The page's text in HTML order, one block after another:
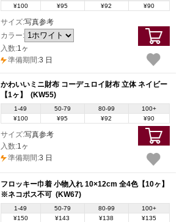
¥100
¥95 ¥92 ¥90
サイズ:写真参考
カラー:
入数:1ヶ
準備期間:3 日
かわいいミニ財布 コーデュロイ財布 立体 ネイビー
【1ヶ】
(KW55)
1-49 50-79 80-99
100+
¥100
¥95 ¥92 ¥90
サイズ:写真参考
入数:1ヶ
準備期間:3 日
フロッキー巾着 小物入れ 10×12cm 全4色【10ヶ】
※ネコポス不可 (KW67)
1-49 50-79 80-99
100+
¥150
¥143 ¥138 ¥135